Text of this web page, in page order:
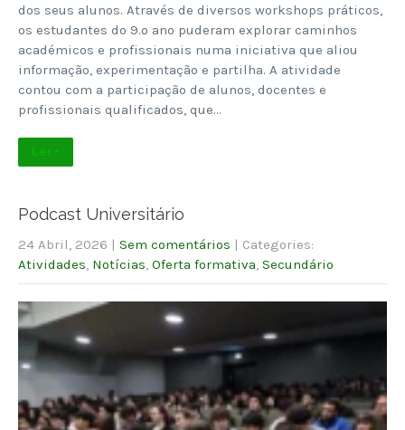
dos seus alunos. Através de diversos workshops práticos,
os estudantes do 9.º ano puderam explorar caminhos
académicos e profissionais numa iniciativa que aliou
informação, experimentação e partilha. A atividade
contou com a participação de alunos, docentes e
profissionais qualificados, que…
Ler +
Podcast Universitário
24 Abril, 2026 | Sem comentários | Categories:
Atividades Notícias Oferta formativa Secundário